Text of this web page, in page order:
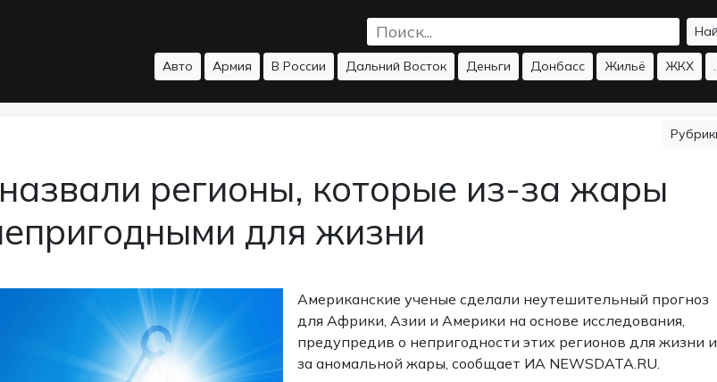
Авто Армия В России Дальний Восток Деньги Донбасс Жильё ЖКХ
регионы, которые из-за жары
для жизни
Американские ученые сделали неутешительный прогноз
для Африки, Азии и Америки на основе исследования,
предупредив о непригодности этих регионов для жизни
за аномальной жары, сообщает ИА NEWSDATA.RU.